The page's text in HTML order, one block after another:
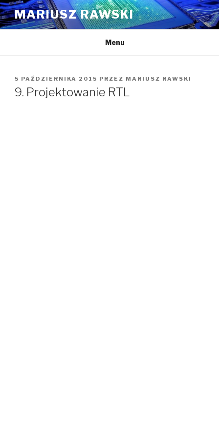
Przejdź
do
treści
MARIUSZ RAWSKI
Menu
OPUBLIKOWANE
W
5 PAŹDZIERNIKA 2015 PRZEZ MARIUSZ RAWSKI
9. Projektowanie RTL